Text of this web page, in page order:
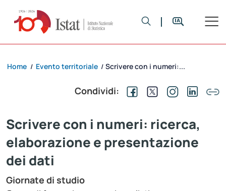
Home / Evento territoriale / Scrivere con i numeri:...
Condividi:
Scrivere con i numeri: ricerca,
elaborazione e presentazione
dei dati
Giornate di studio